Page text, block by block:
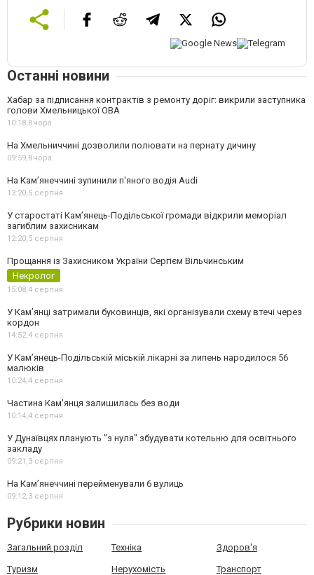
Останні новини
Хабар за підписання контрактів з ремонту доріг: викрили заступника
голови Хмельницької ОВА
10:18,Вчора
На Хмельниччині дозволили полювати на пернату дичину
09:59,Вчора
На Камʼянеччині зупинили п'яного водія Audi
13:20,5 серпня
У старостаті Кам’янець-Подільської громади відкрили меморіал
загиблим захисникам
12:20,5 серпня
Прощання із Захисником України Сергієм Вільчинським
Некролог
15:08,4 серпня
У Кам’янці затримали буковинців, які організували схему втечі через
кордон
14:52,4 серпня
У Кам’янець-Подільській міській лікарні за липень народилося 56
малюків
10:24,4 серпня
Частина Кам'янця залишилась без води
10:14,4 серпня
У Дунаївцях планують "з нуля" збудувати котельню для освітнього
закладу
09:21,3 серпня
На Камʼянеччині перейменували 6 вулиць
09:12,3 серпня
Рубрики новин
Загальний розділ Техніка Здоров'я
Туризм Нерухомість Транспорт